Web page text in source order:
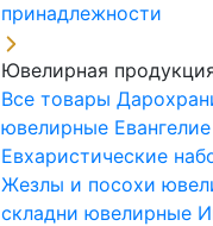
принадлежности
Ювелирная
Все товары
ювелирные
Евхаристические
Жезлы и посохи
складни ювелирные